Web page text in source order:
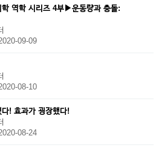
학 역학 시리즈 4부▶운동량과 충돌:
09-09
08-10
! 효과가 굉장했다!
08-24